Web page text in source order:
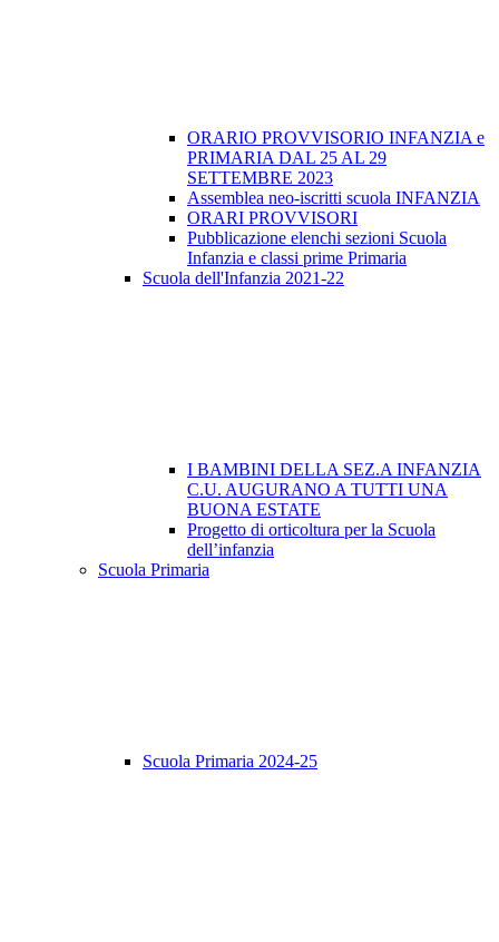
ORARIO PROVVISORIO INFANZIA e
PRIMARIA DAL 25 AL 29
SETTEMBRE 2023
Assemblea neo-iscritti scuola INFANZIA
ORARI PROVVISORI
Pubblicazione elenchi sezioni Scuola
Infanzia e classi prime Primaria
Scuola dell'Infanzia 2021-22
I BAMBINI DELLA SEZ.A INFANZIA
C.U. AUGURANO A TUTTI UNA
BUONA ESTATE
Progetto di orticoltura per la Scuola
dell’infanzia
Scuola Primaria
Scuola Primaria 2024-25